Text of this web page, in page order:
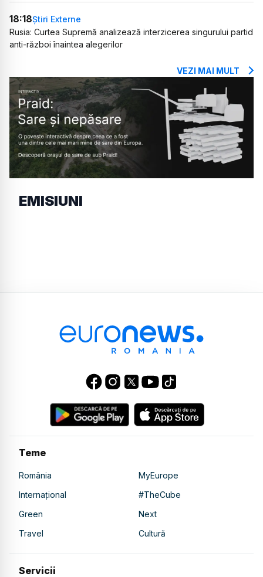
18:18Știri Externe
Rusia: Curtea Supremă analizează interzicerea singurului partid
anti-război înaintea alegerilor
VEZI MAI MULT
EMISIUNI
Teme
România
MyEurope
Internațional
#TheCube
Green
Next
Travel
Cultură
Servicii